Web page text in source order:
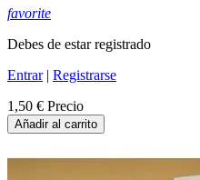
favorite
Debes de estar registrado
Entrar| Registrarse
1,50 € Precio
Añadir al carrito